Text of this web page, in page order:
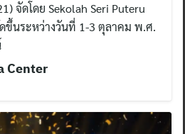
จัดโดย Sekolah Seri Puteru
ขึ้นระหว่างวันที่ 1-3 ตุลาคม พ.ศ.
Center